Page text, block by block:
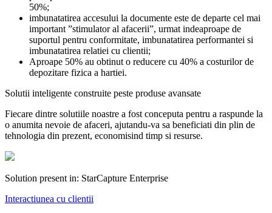
50%;
imbunatatirea accesului la documente este de departe cel mai
important ”stimulator al afacerii”, urmat indeaproape de
suportul pentru conformitate, imbunatatirea performantei si
imbunatatirea relatiei cu clientii;
Aproape 50% au obtinut o reducere cu 40% a costurilor de
depozitare fizica a hartiei.
Solutii inteligente construite peste produse avansate
Fiecare dintre solutiile noastre a fost conceputa pentru a raspunde la
o anumita nevoie de afaceri, ajutandu-va sa beneficiati din plin de
tehnologia din prezent, economisind timp si resurse.
Solution present in: StarCapture Enterprise
Interactiunea cu clientii